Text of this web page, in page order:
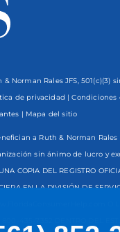
Norman Rales JFS, 501(c)(3)
de privacidad |Condiciones
| Mapa del sitio
a Ruth & Norman
sin ánimo de lucro y
COPIA DEL REGISTRO
EN LA DIVISIÓN DE